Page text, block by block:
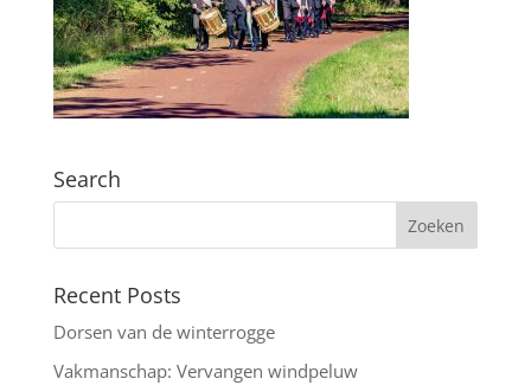
Search
Recent Posts
Dorsen van de winterrogge
Vakmanschap: Vervangen windpeluw